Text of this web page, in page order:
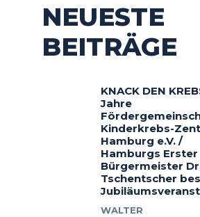
NEUESTE
BEITRÄGE
KNACK DEN
Jahre
Kinderkrebs-
Hamburg e.V. /
Hamburgs Erster
Bürgermeister
Tschentscher
WALTER